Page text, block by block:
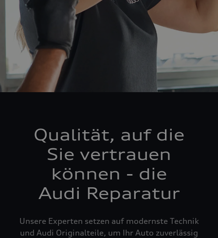
Qualität, auf die
Sie vertrauen
können - die
Audi Reparatur
Unsere Experten setzen auf modernste Technik
und Audi Originalteile, um Ihr Auto zuverlässig